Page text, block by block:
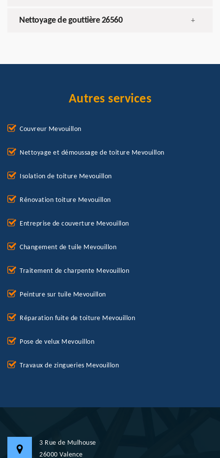
Nettoyage de gouttière 26560 +
Autres services
Couvreur Mevouillon
Nettoyage et démoussage de toiture Mevouillon
Isolation de toiture Mevouillon
Rénovation toiture Mevouillon
Entreprise de couverture Mevouillon
Changement de tuile Mevouillon
Traitement de charpente Mevouillon
Peinture sur tuile Mevouillon
Réparation fuite de toiture Mevouillon
Pose de velux Mevouillon
Travaux de zingueries Mevouillon
3 Rue de Mulhouse
26000 Valence